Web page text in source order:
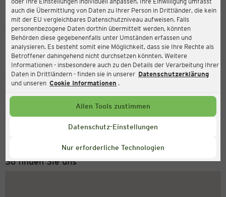
auch die Übermittlung von Daten zu Ihrer Person in Drittländer, die kein
mit der EU vergleichbares Datenschutzniveau aufweisen. Falls
personenbezogene Daten dorthin übermittelt werden, könnten
Behörden diese gegebenenfalls unter Umständen erfassen und
analysieren. Es besteht somit eine Möglichkeit, dass sie Ihre Rechte als
Betroffener dahingehend nicht durchsetzen könnten. Weitere
Informationen - insbesondere auch zu den Details der Verarbeitung Ihrer
Daten in Drittländern - finden sie in unserer Datenschutzerklärung
und unseren Cookie Informationen .
Allen Tools zustimmen
Datenschutz-Einstellungen
Nur erforderliche Technologien
Ernsting's family
Porscheplatz 2, 45127 Essen
Aktuell:
Geschlossen
Service Hotline
+49 (0) 2546 / 98 999 98
So finden Sie uns